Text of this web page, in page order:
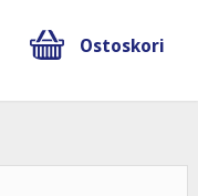
Ostoskori